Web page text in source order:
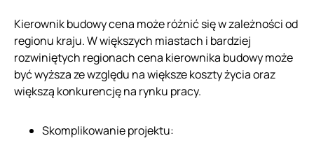
Kierownik budowy cena może różnić się w zależności od
regionu kraju. W większych miastach i bardziej
rozwiniętych regionach cena kierownika budowy może
być wyższa ze względu na większe koszty życia oraz
większą konkurencję na rynku pracy.
Skomplikowanie projektu: